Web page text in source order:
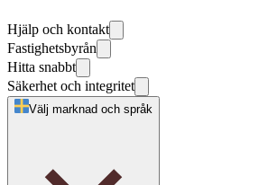
Hjälp och kontakt
Fastighetsbyrån
Hitta snabbt
Säkerhet och integritet
Välj marknad och språk